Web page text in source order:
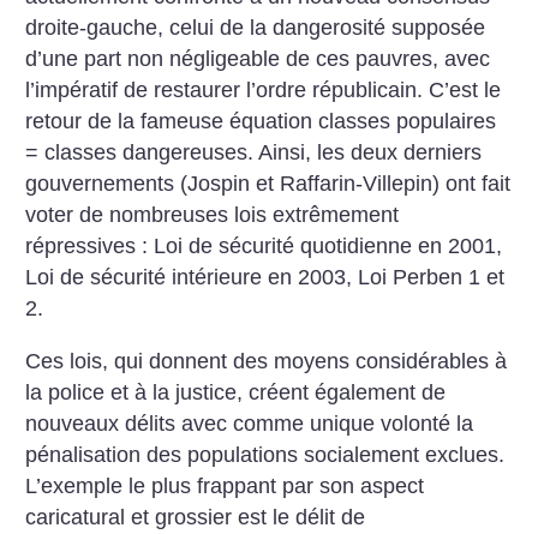
droite-gauche, celui de la dangerosité supposée
d’une part non négligeable de ces pauvres, avec
l’impératif de restaurer l’ordre républicain. C’est le
retour de la fameuse équation classes populaires
= classes dangereuses. Ainsi, les deux derniers
gouvernements (Jospin et Raffarin-Villepin) ont fait
voter de nombreuses lois extrêmement
répressives : Loi de sécurité quotidienne en 2001,
Loi de sécurité intérieure en 2003, Loi Perben 1 et
2.
Ces lois, qui donnent des moyens considérables à
la police et à la justice, créent également de
nouveaux délits avec comme unique volonté la
pénalisation des populations socialement exclues.
L’exemple le plus frappant par son aspect
caricatural et grossier est le délit de